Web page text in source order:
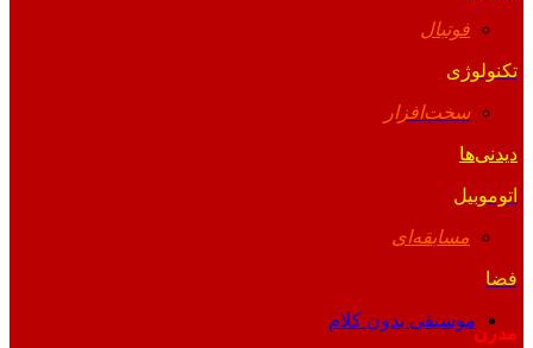
فوتبال
تکنولوژی
سخت‌افزار
دیدنی‌ها
اتوموبیل
مسابقه‌ای
فضا
موسیقی بدون کلام
مدرن